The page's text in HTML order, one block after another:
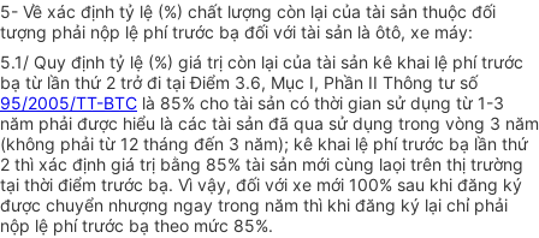
5- Về xác định tỷ lệ (%) chất lượng còn lại của tài sản thuộc đối
tượng phải nộp lệ phí trước bạ đối với tài sản là ôtô, xe máy:
5.1/ Quy định tỷ lệ (%) giá trị còn lại của tài sản kê khai lệ phí trước
bạ từ lần thứ 2 trở đi tại Điểm 3.6, Mục I, Phần II Thông tư số
95/2005/TT-BTC là 85% cho tài sản có thời gian sử dụng từ 1-3
năm phải được hiểu là các tài sản đã qua sử dụng trong vòng 3 năm
(không phải từ 12 tháng đến 3 năm); kê khai lệ phí trước bạ lần thứ
2 thì xác định giá trị bằng 85% tài sản mới cùng laọi trên thị trường
tại thời điểm trước bạ. Vì vậy, đối với xe mới 100% sau khi đăng ký
được chuyển nhượng ngay trong năm thì khi đăng ký lại chỉ phải
nộp lệ phí trước bạ theo mức 85%.